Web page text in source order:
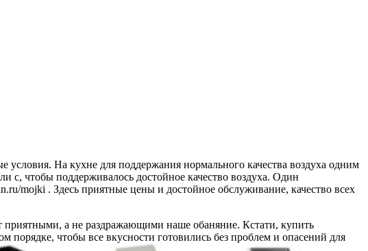
На кухне для поддержания нормального качества воздуха одним
с, чтобы поддерживалось достойное качество воздуха. Один
mojki . Здесь приятные цены и достойное обслуживание, качество всех
приятными, а не раздражающими наше обаняние. Кстати, купить
чтобы все вкусности готовились без проблем и опасений для